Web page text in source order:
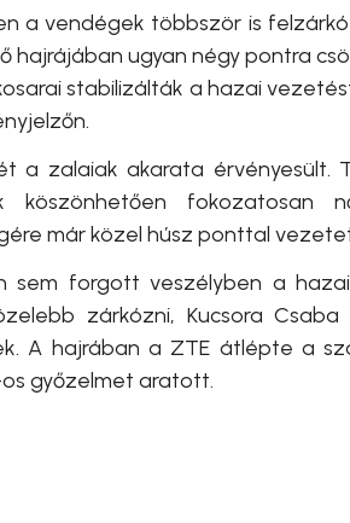
a vendégek többször is
hajrájában ugyan négy pontra
stabilizálták a hazai
a zalaiak akarata érvényesült.
köszönhetően
már közel húsz ponttal
sem forgott veszélyben a hazai
zárkózni, Kucsora Csaba
A hajrában a ZTE átlépte a
győzelmet aratott.